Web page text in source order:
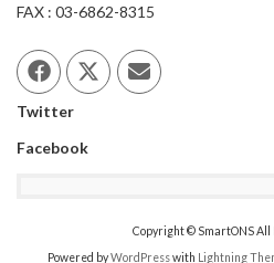
FAX : 03-6862-8315
Twitter
Facebook
Copyright © SmartONS All
Powered byWordPresswith Lightning